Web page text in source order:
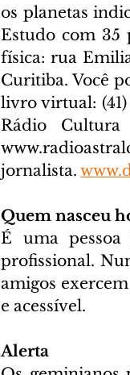
os planetas
Estudo com 35
física: rua
Curitiba. Você
livro virtual: (41)
jornalista.
Quem nasceu
É uma
profissional.
amigos
e acessível.
Alerta